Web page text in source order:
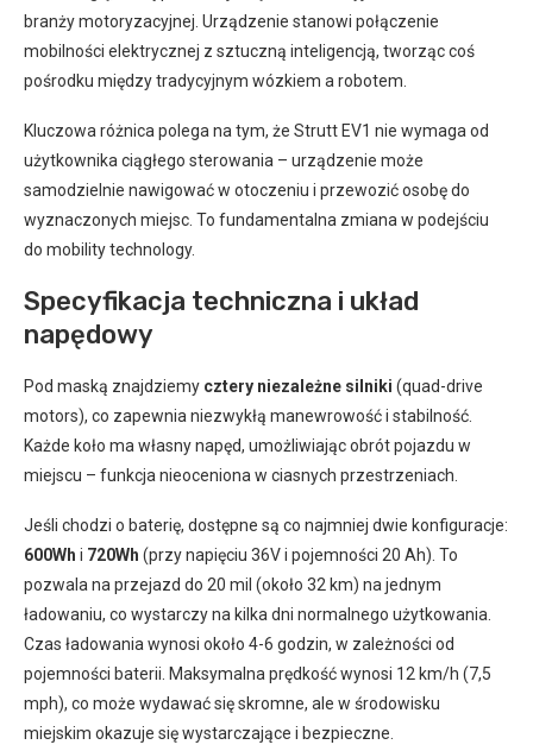
branży motoryzacyjnej. Urządzenie stanowi połączenie
mobilności elektrycznej z sztuczną inteligencją, tworząc coś
pośrodku między tradycyjnym wózkiem a robotem.
Kluczowa różnica polega na tym, że Strutt EV1 nie wymaga od
użytkownika ciągłego sterowania – urządzenie może
samodzielnie nawigować w otoczeniu i przewozić osobę do
wyznaczonych miejsc. To fundamentalna zmiana w podejściu
do mobility technology.
Specyfikacja techniczna i układ
napędowy
Pod maską znajdziemy cztery niezależne silniki (quad-drive
motors), co zapewnia niezwykłą manewrowość i stabilność.
Każde koło ma własny napęd, umożliwiając obrót pojazdu w
miejscu – funkcja nieoceniona w ciasnych przestrzeniach.
Jeśli chodzi o baterię, dostępne są co najmniej dwie konfiguracje:
600Wh i 720Wh (przy napięciu 36V i pojemności 20 Ah). To
pozwala na przejazd do 20 mil (około 32 km) na jednym
ładowaniu, co wystarczy na kilka dni normalnego użytkowania.
Czas ładowania wynosi około 4-6 godzin, w zależności od
pojemności baterii. Maksymalna prędkość wynosi 12 km/h (7,5
mph), co może wydawać się skromne, ale w środowisku
miejskim okazuje się wystarczające i bezpieczne.